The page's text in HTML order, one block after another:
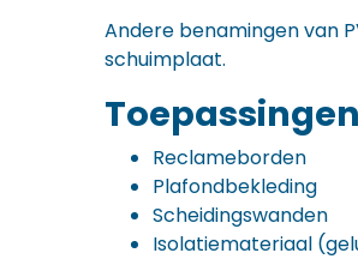
Andere benamingen van
schuimplaat.
Reclameborden
Plafondbekleding
Scheidingswanden
Isolatiemateriaal